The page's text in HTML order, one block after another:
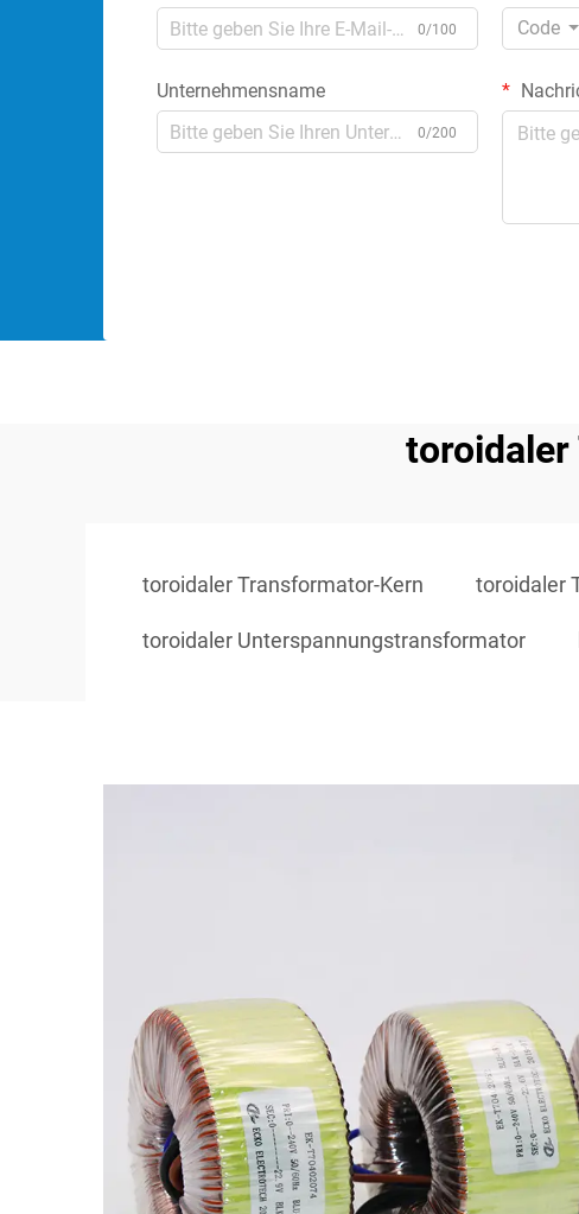
0/100
Code
Unternehmensname
0/200
toroidaler Transformator-Kern toroidaler
toroidaler Unterspannungstransformator